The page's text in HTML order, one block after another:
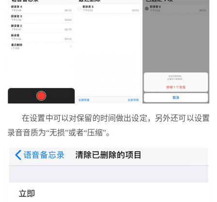
在设置中可以对保留的时间做出设定，另外还可以设置
录音音质为“无损”或者“压缩”。